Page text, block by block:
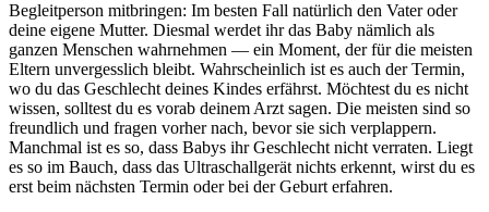
Begleitperson mitbringen: Im besten Fall natürlich den Vater oder
deine eigene Mutter. Diesmal werdet ihr das Baby nämlich als
ganzen Menschen wahrnehmen — ein Moment, der für die meisten
Eltern unvergesslich bleibt. Wahrscheinlich ist es auch der Termin,
wo du das Geschlecht deines Kindes erfährst. Möchtest du es nicht
wissen, solltest du es vorab deinem Arzt sagen. Die meisten sind so
freundlich und fragen vorher nach, bevor sie sich verplappern.
Manchmal ist es so, dass Babys ihr Geschlecht nicht verraten. Liegt
es so im Bauch, dass das Ultraschallgerät nichts erkennt, wirst du es
erst beim nächsten Termin oder bei der Geburt erfahren.